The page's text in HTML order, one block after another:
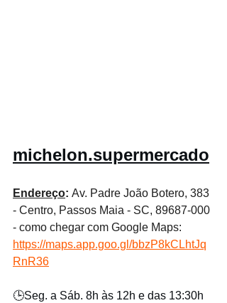
michelon.supermercado
Endereço: Av. Padre João Botero, 383
- Centro, Passos Maia - SC, 89687-000
- como chegar com Google Maps:
https://maps.app.goo.gl/bbzP8kCLhtJq
RnR36
🕒Seg. a Sáb. 8h às 12h e das 13:30h